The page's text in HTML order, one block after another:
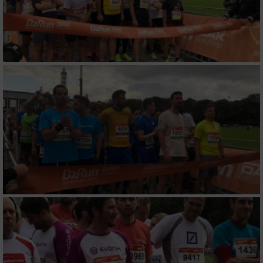
Verwendung reduzierter Daten zur Auswahl
IAB-Besonderheiten:
Verwendung genauer Standortdaten
Geräte anhand von aktiv angeforderten
Informationen identifizieren
Nicht-IAB-Verarbeitungszwecke:
Performance
Funktional